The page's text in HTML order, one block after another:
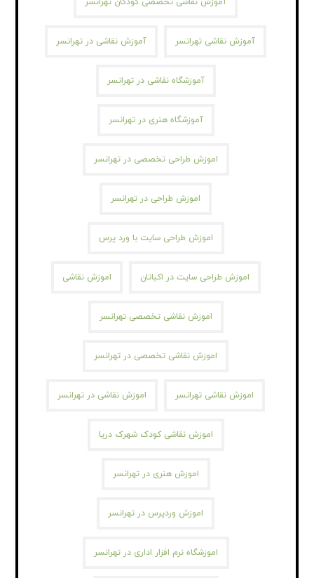
آموزش نقاشی تهرانسر آموزش نقاشی در تهرانسر
آموزشگاه نقاشی در تهرانسر
آموزشگاه هنری در تهرانسر
اموزش طراحی تخصصی در تهرانسر
اموزش طراحی در تهرانسر
اموزش طراحی سایت با ورد پرس
اموزش طراحی سایت در اکباتان اموزش نقاشی
اموزش نقاشی تخصصی تهرانسر
اموزش نقاشی تخصصی در تهرانسر
اموزش نقاشی تهرانسر اموزش نقاشی در تهرانسر
اموزش نقاشی کودک شهرک دریا
اموزش هنری در تهرانسر
اموزش وردپرس در تهرانسر
اموزشگاه نرم افزار اداری در تهرانسر